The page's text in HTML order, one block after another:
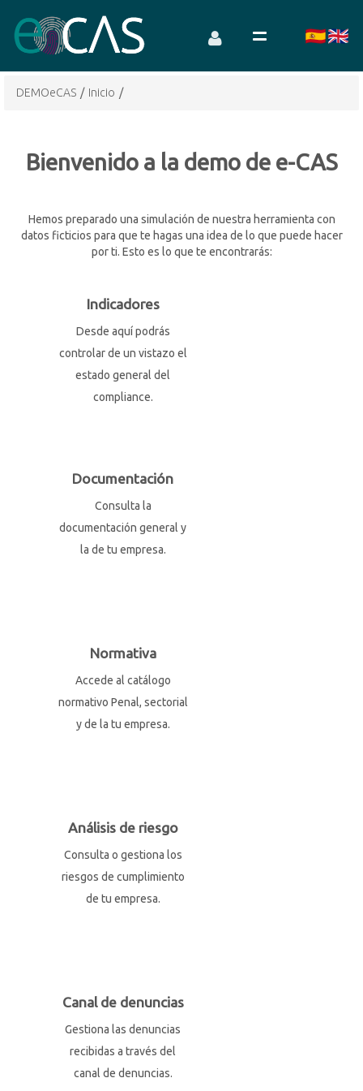
DEMOeCAS / Inicio /
Bienvenido a la demo de e-CAS
Hemos preparado una simulación de nuestra herramienta con
datos ficticios para que te hagas una idea de lo que puede hacer
por ti. Esto es lo que te encontrarás:
Indicadores
Desde aquí podrás
controlar de un vistazo el
estado general del
compliance.
Documentación
Consulta la
documentación general y
la de tu empresa.
Normativa
Accede al catálogo
normativo Penal, sectorial
y de la tu empresa.
Análisis de riesgo
Consulta o gestiona los
riesgos de cumplimiento
de tu empresa.
Canal de denuncias
Gestiona las denuncias
recibidas a través del
canal de denuncias.